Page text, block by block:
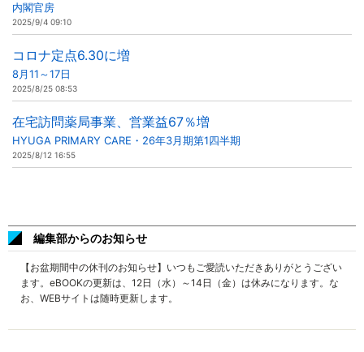
内閣官房
2025/9/4 09:10
コロナ定点6.30に増
8月11～17日
2025/8/25 08:53
在宅訪問薬局事業、営業益67％増
HYUGA PRIMARY CARE・26年3月期第1四半期
2025/8/12 16:55
編集部からのお知らせ
【お盆期間中の休刊のお知らせ】いつもご愛読いただきありがとうござい
ます。eBOOKの更新は、12日（水）～14日（金）は休みになります。な
お、WEBサイトは随時更新します。